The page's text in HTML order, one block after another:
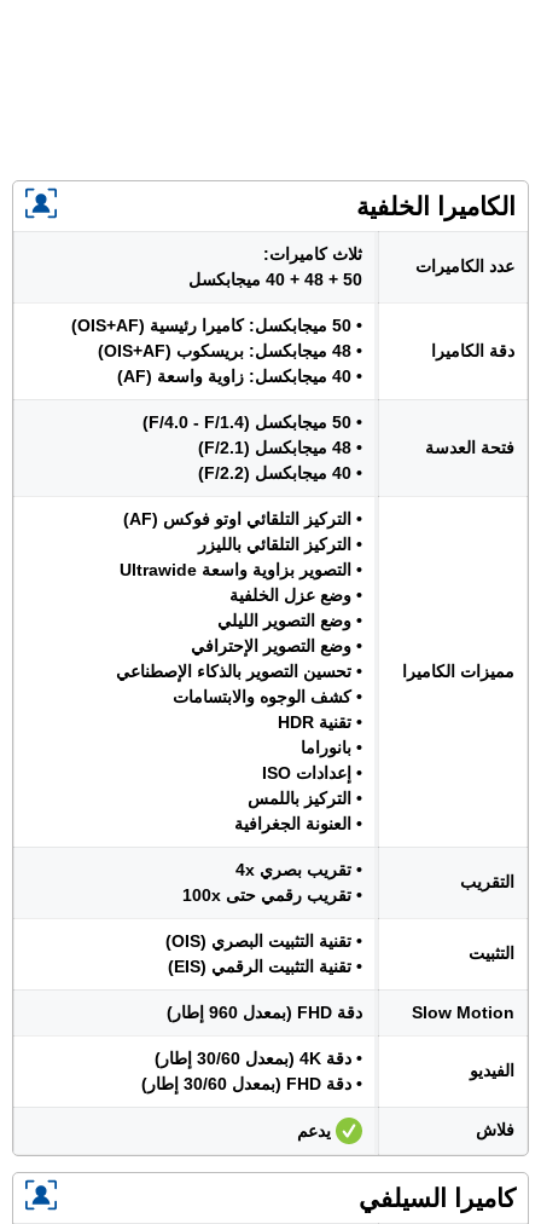
الكاميرا الخلفية
عدد الكاميرات
ثلاث كاميرات:
50 + 48 + 40 ميجابكسل
دقة الكاميرا
• 50 ميجابكسل: كاميرا رئيسية (OIS+AF)
• 48 ميجابكسل: بريسكوب (OIS+AF)
• 40 ميجابكسل: زاوية واسعة (AF)
فتحة العدسة
• 50 ميجابكسل (F/4.0 - F/1.4)
• 48 ميجابكسل (F/2.1)
• 40 ميجابكسل (F/2.2)
مميزات الكاميرا
• التركيز التلقائي اوتو فوكس (AF)
• التركيز التلقائي بالليزر
• التصوير بزاوية واسعة Ultrawide
• وضع عزل الخلفية
• وضع التصوير الليلي
• وضع التصوير الإحترافي
• تحسين التصوير بالذكاء الإصطناعي
• كشف الوجوه والابتسامات
• تقنية HDR
• بانوراما
• إعدادات ISO
• التركيز باللمس
• العنونة الجغرافية
التقريب
• تقريب بصري 4x
• تقريب رقمي حتى 100x
التثبيت
• تقنية التثبيت البصري (OIS)
• تقنية التثبيت الرقمي (EIS)
Slow Motion دقة FHD (بمعدل 960 إطار)
الفيديو
• دقة 4K (بمعدل 30/60 إطار)
• دقة FHD (بمعدل 30/60 إطار)
فلاش يدعم
كاميرا السيلفي